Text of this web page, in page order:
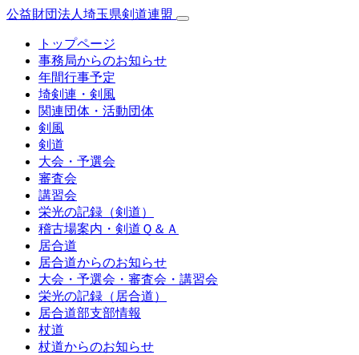
公益財団法人埼玉県剣道連盟
トップページ
事務局からのお知らせ
年間行事予定
埼剣連・剣風
関連団体・活動団体
剣風
剣道
大会・予選会
審査会
講習会
栄光の記録（剣道）
稽古場案内・剣道Ｑ＆Ａ
居合道
居合道からのお知らせ
大会・予選会・審査会・講習会
栄光の記録（居合道）
居合道部支部情報
杖道
杖道からのお知らせ